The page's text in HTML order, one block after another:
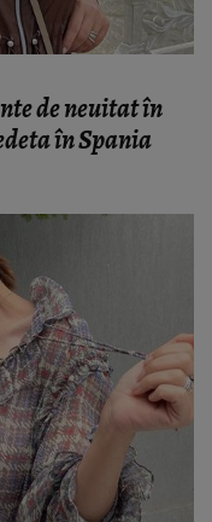
de neuitat în
în Spania